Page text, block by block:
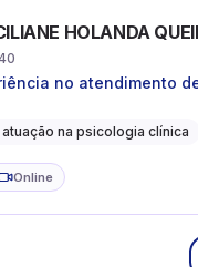
HOLANDA
no atendimento
e
na psicologia clínica
Online